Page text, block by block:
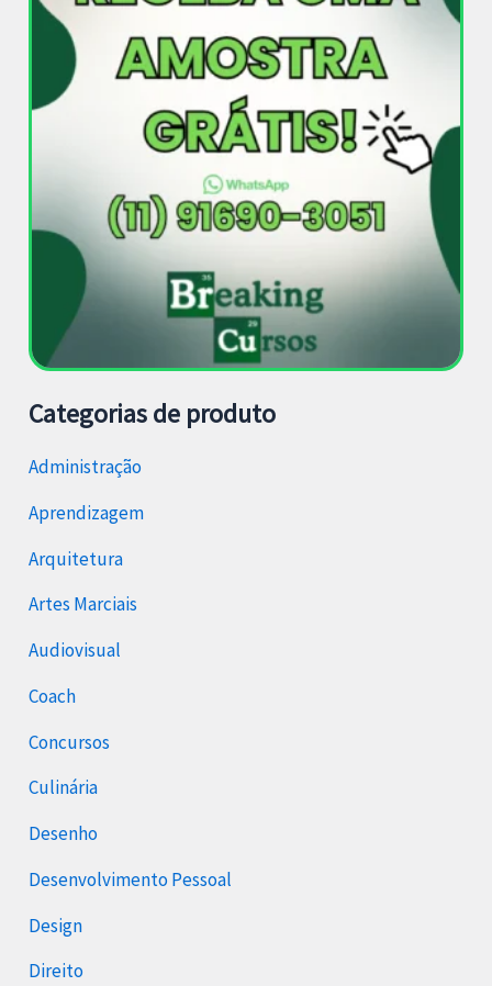
Categorias de produto
Administração
Aprendizagem
Arquitetura
Artes Marciais
Audiovisual
Coach
Concursos
Culinária
Desenho
Desenvolvimento Pessoal
Design
Direito